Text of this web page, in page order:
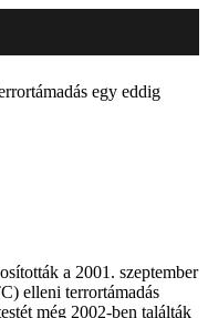
egy eddig
a 2001. szeptember
elleni terrortámadás
még 2002-ben találták